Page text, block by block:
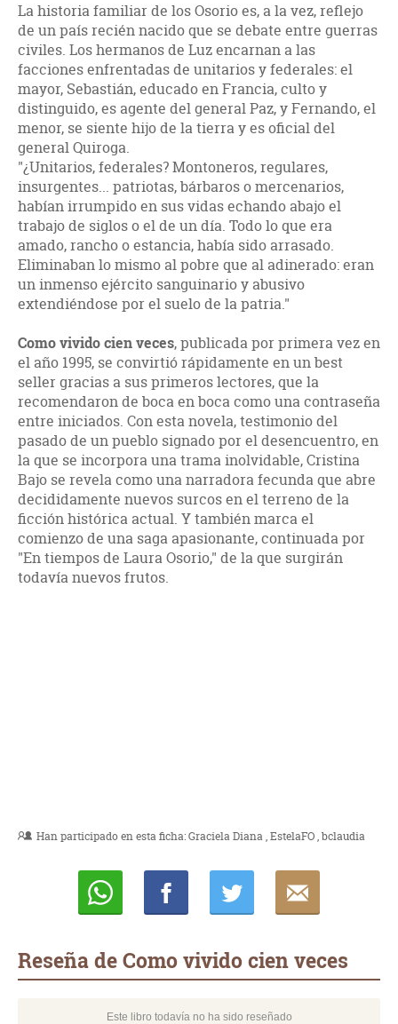
La historia familiar de los Osorio es, a la vez, reflejo
de un país recién nacido que se debate entre guerras
civiles. Los hermanos de Luz encarnan a las
facciones enfrentadas de unitarios y federales: el
mayor, Sebastián, educado en Francia, culto y
distinguido, es agente del general Paz, y Fernando, el
menor, se siente hijo de la tierra y es oficial del
general Quiroga.
"¿Unitarios, federales? Montoneros, regulares,
insurgentes... patriotas, bárbaros o mercenarios,
habían irrumpido en sus vidas echando abajo el
trabajo de siglos o el de un día. Todo lo que era
amado, rancho o estancia, había sido arrasado.
Eliminaban lo mismo al pobre que al adinerado: eran
un inmenso ejército sanguinario y abusivo
extendiéndose por el suelo de la patria."
Como vivido cien veces, publicada por primera vez en
el año 1995, se convirtió rápidamente en un best
seller gracias a sus primeros lectores, que la
recomendaron de boca en boca como una contraseña
entre iniciados. Con esta novela, testimonio del
pasado de un pueblo signado por el desencuentro, en
la que se incorpora una trama inolvidable, Cristina
Bajo se revela como una narradora fecunda que abre
decididamente nuevos surcos en el terreno de la
ficción histórica actual. Y también marca el
comienzo de una saga apasionante, continuada por
"En tiempos de Laura Osorio," de la que surgirán
todavía nuevos frutos.
Han participado en esta ficha:Graciela Diana EstelaFO bclaudia
Reseña de Como vivido cien veces
Este libro todavía no ha sido reseñado